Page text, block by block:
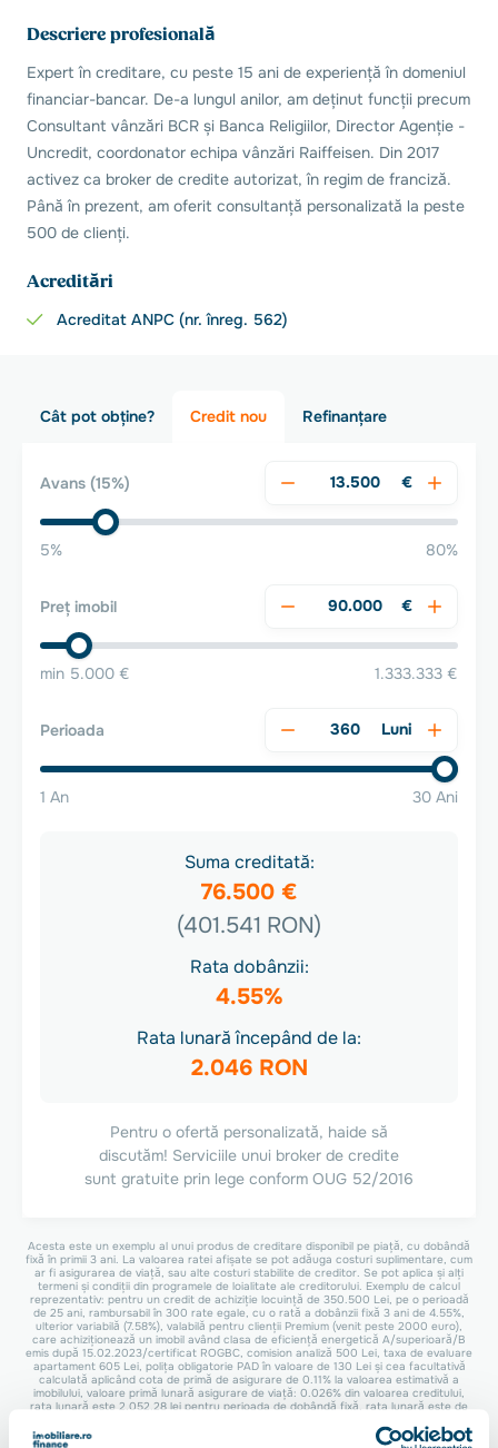
Descriere profesională
Expert în creditare, cu peste 15 ani de experiență în domeniul
financiar-bancar. De-a lungul anilor, am deținut funcții precum
Consultant vânzări BCR și Banca Religiilor, Director Agenție -
Uncredit, coordonator echipa vânzări Raiffeisen. Din 2017
activez ca broker de credite autorizat, în regim de franciză.
Până în prezent, am oferit consultanță personalizată la peste
500 de clienți.
Acreditări
Acreditat ANPC (nr. înreg. 562)
Cât pot obține? Credit nou Refinanțare
Avans (15%) €
5% 80%
Preț imobil €
min 5.000 € 1.333.333 €
Perioada Luni
1 An 30 Ani
Suma creditată:
76.500 €
(401.541 RON)
Rata dobânzii:
4.55%
Rata lunară începând de la:
2.046 RON
Pentru o ofertă personalizată, haide să
discutăm! Serviciile unui broker de credite
sunt gratuite prin lege conform OUG 52/2016
Acesta este un exemplu al unui produs de creditare disponibil pe piață, cu dobândă
fixă în primii 3 ani. La valoarea ratei afișate se pot adăuga costuri suplimentare, cum
ar fi asigurarea de viață, sau alte costuri stabilite de creditor. Se pot aplica și alți
termeni și condiții din programele de loialitate ale creditorului. Exemplu de calcul
reprezentativ: pentru un credit de achiziție locuință de 350.500 Lei, pe o perioadă
de 25 ani, rambursabil în 300 rate egale, cu o rată a dobânzii fixă 3 ani de 4.55%,
ulterior variabilă (7.58%), valabilă pentru clienții Premium (venit peste 2000 euro),
care achiziționează un imobil având clasa de eficiență energetică A/superioară/B
emis după 15.02.2023/certificat ROGBC, comision analiză 500 Lei, taxa de evaluare
apartament 605 Lei, polița obligatorie PAD în valoare de 130 Lei și cea facultativă
calculată aplicând cota de primă de asigurare de 0.11% la valoarea estimativă a
imobilului, valoare primă lunară asigurare de viață: 0.026% din valoarea creditului,
rata lunară este 2.052,28 lei pentru perioada de dobândă fixă, rata lunară este de